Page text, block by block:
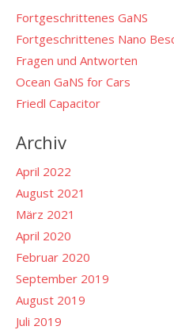
Fortgeschrittenes GaNS
Fortgeschrittenes Nano
Fragen und Antworten
Ocean GaNS for Cars
Friedl Capacitor
Archiv
April 2022
August 2021
März 2021
April 2020
Februar 2020
September 2019
August 2019
Juli 2019